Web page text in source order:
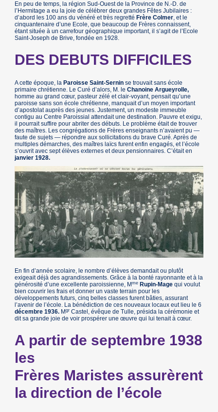
En peu de temps, la région Sud-Ouest de la Province de N.-D. de
l’Hermitage a eu la joie de célébrer deux grandes Fêtes Jubilaires :
d’abord les 100 ans du vénéré et très regretté Frère Colmer, et le
cinquantenaire d’une Ecole, que beaucoup de Frères connaissent,
étant située à un carrefour géographique important, il s’agit de l’Ecole
Saint-Joseph de Brive, fondée en 1928.
DES DEBUTS DIFFICILES
A cette époque, la Paroisse Saint-Sernin se trouvait sans école
primaire chrétienne. Le Curé d’alors, M. leChanoine Argueyrolle,
homme au grand cœur, pasteur zélé et clair-voyant, pensait qu’une
paroisse sans son école chrétienne, manquait d’un moyen important
d’apostolat auprès des jeunes. Justement, un modeste immeuble
contigu au Centre Paroissial attendait une destination. Pauvre et exigu,
il pourrait suffire pour abriter des débuts. Le problème était de trouver
des maîtres. Les congrégations de Frères enseignants n’avaient pu —
faute de sujets — répondre aux sollicitations du brave Curé. Après de
multiples démarches, des maîtres laïcs furent enfin engagés, et l’école
s’ouvrit avec sept élèves externes et deux pensionnaires. C’était en
janvier 1928.
En fin d’année scolaire, le nombre d’élèves demandait ou plutôt
exigeait déjà des agrandissements. Grâce à la bonté rayonnante et à la
générosité d’une excellente paroissienne, Mme Rupin-Mage qui voulut
bien couvrir les frais et donner un vaste terrain pour les
développements futurs, cinq belles classes furent bâties, assurant
l’avenir de l’école. La bénédiction de ces nouveaux locaux eut lieu le 6
décembre 1936. Mgr Castel, évêque de Tulle, présida la cérémonie et
dit sa grande joie de voir prospérer une œuvre qui lui tenait à cœur.
A partir de septembre 1938
les
Frères Maristes assurèrent
la direction de l’école